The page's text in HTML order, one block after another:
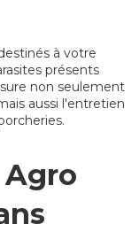
à votre
présents
non seulement
aussi l'entretien